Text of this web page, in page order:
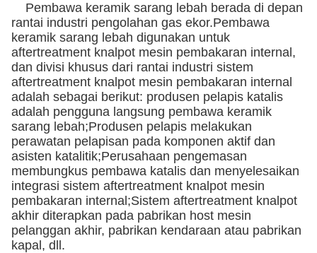
Pembawa keramik sarang lebah berada di depan
rantai industri pengolahan gas ekor.Pembawa
keramik sarang lebah digunakan untuk
aftertreatment knalpot mesin pembakaran internal,
dan divisi khusus dari rantai industri sistem
aftertreatment knalpot mesin pembakaran internal
adalah sebagai berikut: produsen pelapis katalis
adalah pengguna langsung pembawa keramik
sarang lebah;Produsen pelapis melakukan
perawatan pelapisan pada komponen aktif dan
asisten katalitik;Perusahaan pengemasan
membungkus pembawa katalis dan menyelesaikan
integrasi sistem aftertreatment knalpot mesin
pembakaran internal;Sistem aftertreatment knalpot
akhir diterapkan pada pabrikan host mesin
pelanggan akhir, pabrikan kendaraan atau pabrikan
kapal, dll.